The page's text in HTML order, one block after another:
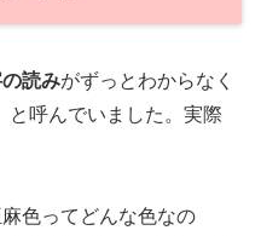
読みがずっとわからなく
と呼んでいました。実際
色ってどんな色なの